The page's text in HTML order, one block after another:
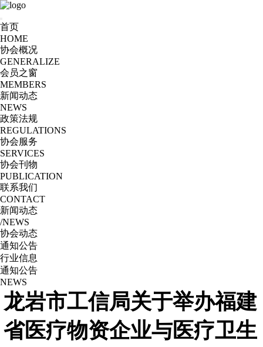
首页
HOME
协会概况
GENERALIZE
会员之窗
MEMBERS
新闻动态
NEWS
政策法规
REGULATIONS
协会服务
SERVICES
协会刊物
PUBLICATION
联系我们
CONTACT
新闻动态
/NEWS
协会动态
通知公告
行业信息
通知公告
NEWS
龙岩市工信局关于举办福建
省医疗物资企业与医疗卫生